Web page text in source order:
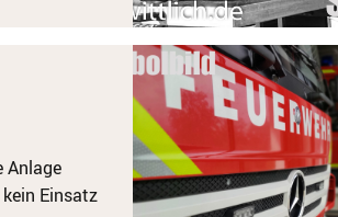
Anlage
Einsatz